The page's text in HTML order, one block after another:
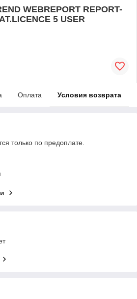
WEBREPORT REPORT-
5 USER
Оплата Условия возврата
только по предоплате.